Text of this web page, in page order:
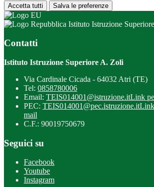
Accetta tutti Salva le preferenze
Istituto Istruzione
Contatti
Istituto Istruzione Superiore A. Zoli
Via Cardinale Cicada - 64032 Atri (TE)
Tel: 0858780006
Email: TEIS014001@istruzione.itLink
PEC: TEIS014001@pec.istruzione.it
mail
C.F.: 90019750679
Seguici su
Facebook
Youtube
Instagram